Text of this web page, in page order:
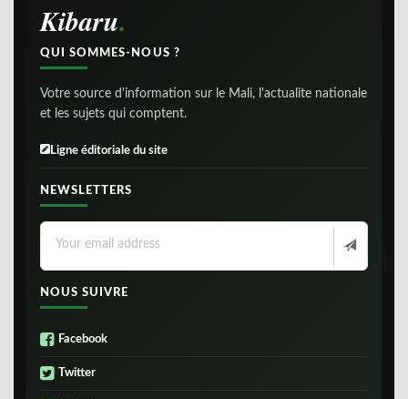
Kibaru
QUI SOMMES-NOUS ?
Votre source d'information sur le Mali, l'actualite nationale
et les sujets qui comptent.
Ligne éditoriale du site
NEWSLETTERS
NOUS SUIVRE
Facebook
Twitter